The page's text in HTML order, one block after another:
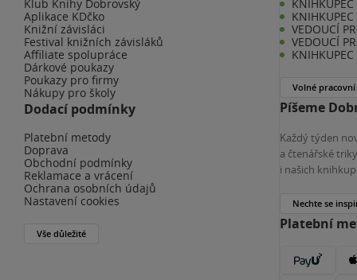
Klub Knihy Dobrovský
Aplikace KDčko
Knižní závisláci
Festival knižních závisláků
Affiliate spolupráce
Dárkové poukazy
Poukazy pro firmy
Nákupy pro školy
Dodací podmínky
Platební metody
Doprava
Obchodní podmínky
Reklamace a vrácení
Ochrana osobních údajů
Nastavení cookies
Vše důležité
KNIHKUPEC
VEDOUCÍ
VEDOUCÍ
Volné pracovní
Píšeme
Každý týden
a čtenářské
i našich
Nechte se
Platební